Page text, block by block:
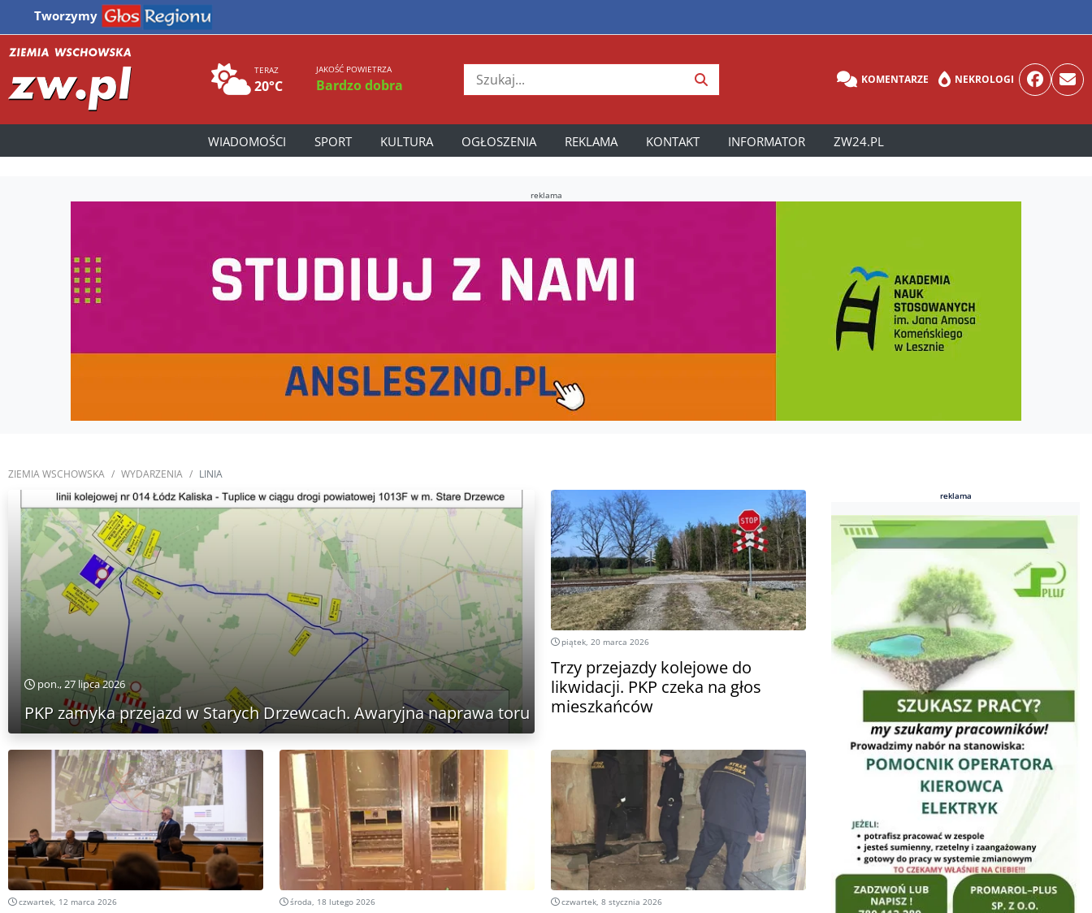
Tworzymy
TERAZ
20°C
JAKOŚĆ POWIETRZA
Bardzo dobra KOMENTARZE NEKROLOGI
WIADOMOŚCI SPORT KULTURA OGŁOSZENIA REKLAMA KONTAKT INFORMATOR ZW24.PL
reklama
ZIEMIA WSCHOWSKA WYDARZENIA LINIA
pon., 27 lipca 2026
PKP zamyka przejazd w Starych Drzewcach. Awaryjna naprawa toru do środy
piątek, 20 marca 2026
Trzy przejazdy kolejowe do
likwidacji. PKP czeka na głos
mieszkańców
czwartek, 12 marca 2026 środa, 18 lutego 2026 czwartek, 8 stycznia 2026
reklama
reklama